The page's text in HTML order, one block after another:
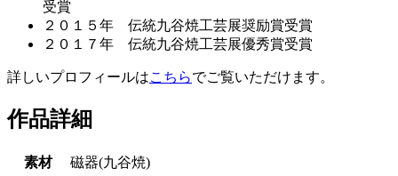
受賞
２０１５年 伝統九谷焼工芸展奨励賞受賞
２０１７年 伝統九谷焼工芸展優秀賞受賞
詳しいプロフィールはこちらでご覧いただけます。
作品詳細
素材
磁器(九谷焼)